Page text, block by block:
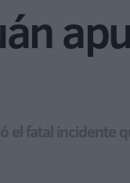
fatal incidente